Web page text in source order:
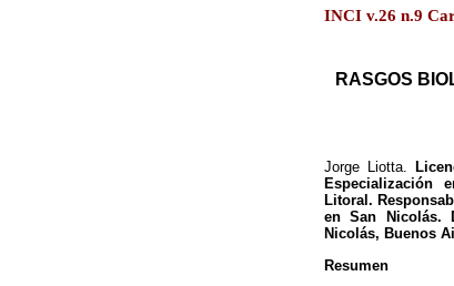
INCI v.26 n.9
RASGOS
Jorge Liotta.
Especialización
Litoral.
en San Nicolás.
Nicolás, Buenos
Resumen